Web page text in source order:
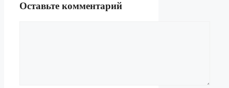
Оставьте комментарий